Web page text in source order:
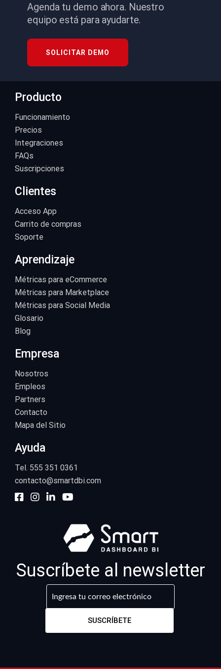
Agenda tu demo ahora. Nuestro
equipo está para ayudarte.
SOLICITAR DEMO
Producto
Funcionamiento
Precios
Integraciones
FAQs
Suscripciones
Clientes
Acceso App
Carrito de compras
Soporte
Aprendizaje
Métricas para eCommerce
Métricas para Marketplace
Métricas para Social Media
Glosario
Blog
Empresa
Nosotros
Empleos
Partners
Contacto
Mapa del Sitio
Ayuda
Tel. 555 351 0361
contacto@smartdbi.com
Suscríbete al newsletter
SUSCRÍBETE